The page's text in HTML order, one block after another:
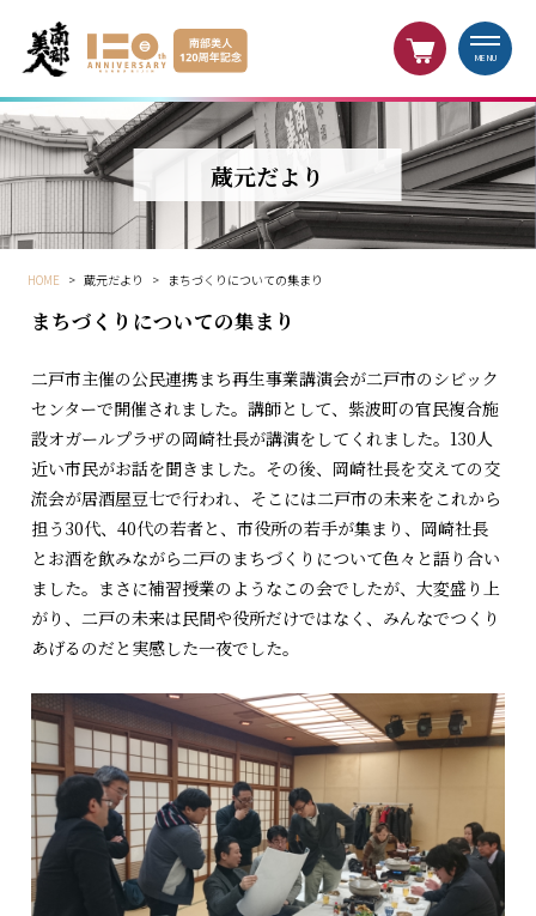
MENU
蔵元だより
HOME > 蔵元だより > まちづくりについての集まり
まちづくりについての集まり
二戸市主催の公民連携まち再生事業講演会が二戸市のシビック
センターで開催されました。講師として、紫波町の官民複合施
設オガールプラザの岡崎社長が講演をしてくれました。130人
近い市民がお話を聞きました。その後、岡崎社長を交えての交
流会が居酒屋豆七で行われ、そこには二戸市の未来をこれから
担う30代、40代の若者と、市役所の若手が集まり、岡崎社長
とお酒を飲みながら二戸のまちづくりについて色々と語り合い
ました。まさに補習授業のようなこの会でしたが、大変盛り上
がり、二戸の未来は民間や役所だけではなく、みんなでつくり
あげるのだと実感した一夜でした。